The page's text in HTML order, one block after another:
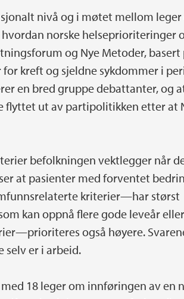
nivå og i møtet mellom leger
norske helseprioriteringer
og Nye Metoder, basert
kreft og sjeldne sykdommer i
en bred gruppe debattanter, og
flyttet ut av partipolitikken etter at
befolkningen vektlegger når
at pasienter med forventet
kriterier—har størst
kan oppnå flere gode leveår
også høyere.
selv er i arbeid.
18 leger om innføringen av en